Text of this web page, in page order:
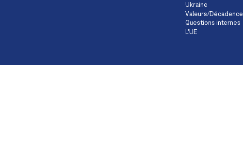
Ukraine
Valeurs/Décadence
Questions internes
L'UE